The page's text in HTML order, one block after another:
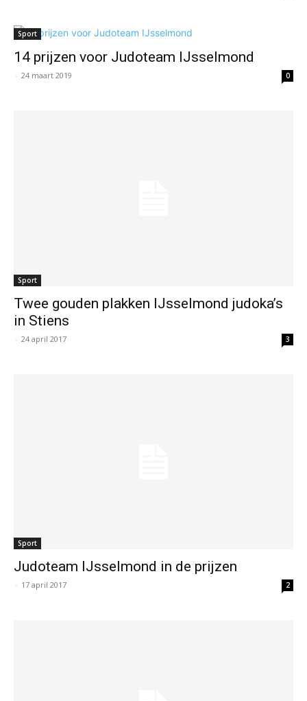
Sport
14 prijzen voor Judoteam IJsselmond
- 24 maart 2019 0
Sport
Twee gouden plakken IJsselmond judoka’s
in Stiens
- 24 april 2017 3
Sport
Judoteam IJsselmond in de prijzen
- 17 april 2017 2